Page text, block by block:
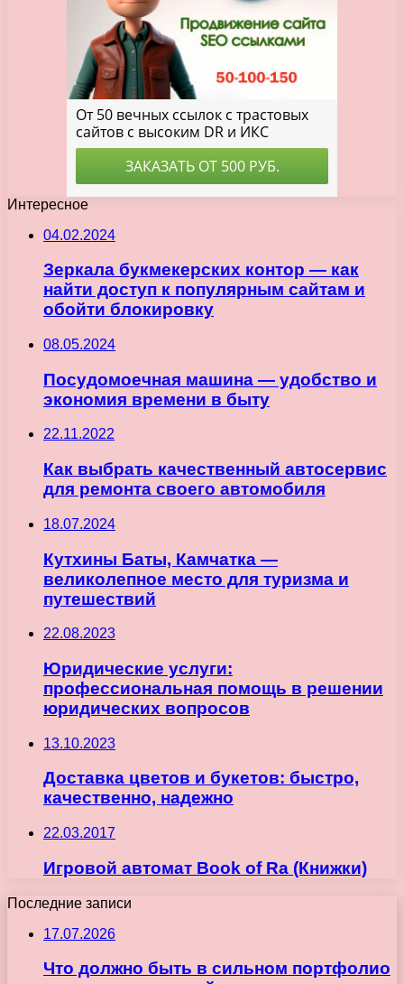
Интересное
04.02.2024
Зеркала букмекерских контор — как
найти доступ к популярным сайтам и
обойти блокировку
08.05.2024
Посудомоечная машина — удобство и
экономия времени в быту
22.11.2022
Как выбрать качественный автосервис
для ремонта своего автомобиля
18.07.2024
Кутхины Баты, Камчатка —
великолепное место для туризма и
путешествий
22.08.2023
Юридические услуги:
профессиональная помощь в решении
юридических вопросов
13.10.2023
Доставка цветов и букетов: быстро,
качественно, надежно
22.03.2017
Игровой автомат Book of Ra (Книжки)
Последние записи
17.07.2026
Что должно быть в сильном портфолио